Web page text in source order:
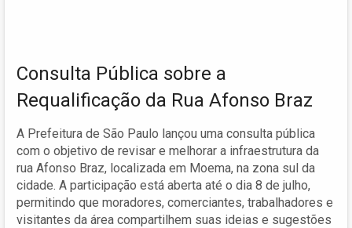
Consulta Pública sobre a
Requalificação da Rua Afonso Braz
A Prefeitura de São Paulo lançou uma consulta pública
com o objetivo de revisar e melhorar a infraestrutura da
rua Afonso Braz, localizada em Moema, na zona sul da
cidade. A participação está aberta até o dia 8 de julho,
permitindo que moradores, comerciantes, trabalhadores e
visitantes da área compartilhem suas ideias e sugestões